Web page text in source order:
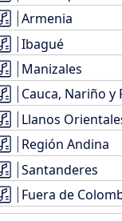
Armenia
Ibagué
Manizales
Cauca, Nariño y
Llanos
Región Andina
Santanderes
Fuera de